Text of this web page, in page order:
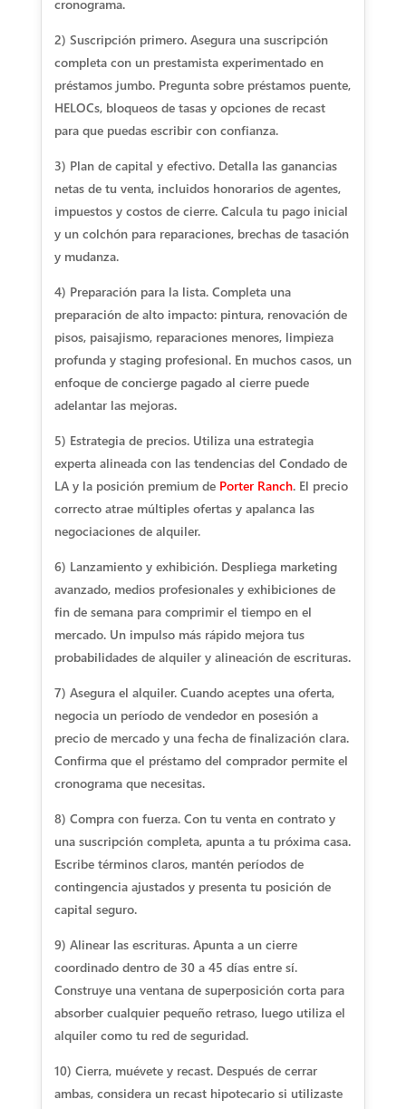
cronograma.
2) Suscripción primero. Asegura una suscripción
completa con un prestamista experimentado en
préstamos jumbo. Pregunta sobre préstamos puente,
HELOCs, bloqueos de tasas y opciones de recast
para que puedas escribir con confianza.
3) Plan de capital y efectivo. Detalla las ganancias
netas de tu venta, incluidos honorarios de agentes,
impuestos y costos de cierre. Calcula tu pago inicial
y un colchón para reparaciones, brechas de tasación
y mudanza.
4) Preparación para la lista. Completa una
preparación de alto impacto: pintura, renovación de
pisos, paisajismo, reparaciones menores, limpieza
profunda y staging profesional. En muchos casos, un
enfoque de concierge pagado al cierre puede
adelantar las mejoras.
5) Estrategia de precios. Utiliza una estrategia
experta alineada con las tendencias del Condado de
LA y la posición premium de Porter Ranch. El precio
correcto atrae múltiples ofertas y apalanca las
negociaciones de alquiler.
6) Lanzamiento y exhibición. Despliega marketing
avanzado, medios profesionales y exhibiciones de
fin de semana para comprimir el tiempo en el
mercado. Un impulso más rápido mejora tus
probabilidades de alquiler y alineación de escrituras.
7) Asegura el alquiler. Cuando aceptes una oferta,
negocia un período de vendedor en posesión a
precio de mercado y una fecha de finalización clara.
Confirma que el préstamo del comprador permite el
cronograma que necesitas.
8) Compra con fuerza. Con tu venta en contrato y
una suscripción completa, apunta a tu próxima casa.
Escribe términos claros, mantén períodos de
contingencia ajustados y presenta tu posición de
capital seguro.
9) Alinear las escrituras. Apunta a un cierre
coordinado dentro de 30 a 45 días entre sí.
Construye una ventana de superposición corta para
absorber cualquier pequeño retraso, luego utiliza el
alquiler como tu red de seguridad.
10) Cierra, muévete y recast. Después de cerrar
ambas, considera un recast hipotecario si utilizaste